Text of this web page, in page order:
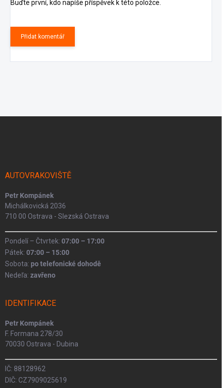
Buďte první, kdo napíše příspěvek k této položce.
Přidat komentář
AUTOVRAKOVIŠTĚ
Petr Kompánek
Michálkovická 2036
710 00 Ostrava - Slezská Ostrava
Pondelí – Čtvrtek: 07:00 – 17:00
Pátek: 07:00 – 15:00
Sobota: po telefonické dohodě
Nedeľa: zavřeno
IDENTIFIKACE
Petr Kompánek
F. Formana 278/30
70030 Ostrava - Dubina
IČ: 88128962
DIČ: CZ7909025619